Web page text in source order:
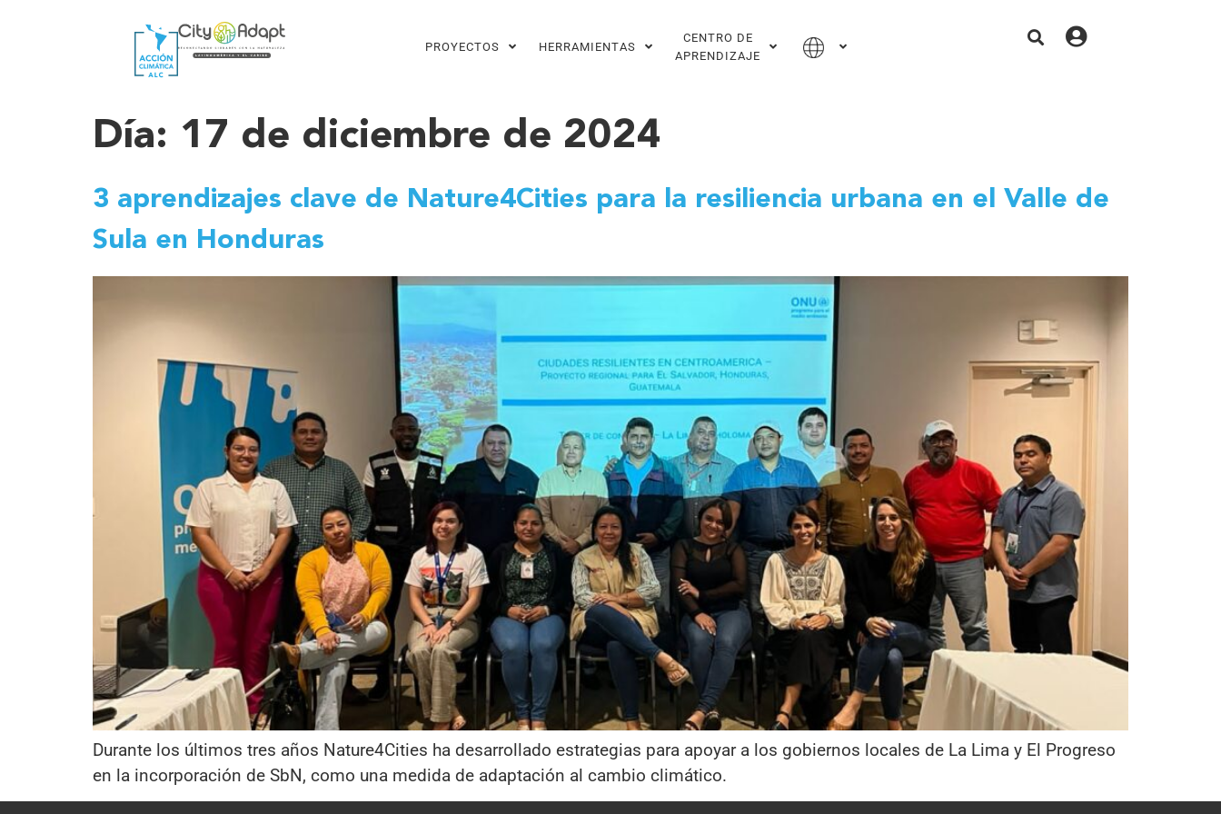
PROYECTOS HERRAMIENTAS
CENTRO DE
APRENDIZAJE
Día: 17 de diciembre de 2024
3 aprendizajes clave de Nature4Cities para la resiliencia urbana en el Valle de
Sula en Honduras
Durante los últimos tres años Nature4Cities ha desarrollado estrategias para apoyar a los gobiernos locales de La Lima y El Progreso
en la incorporación de SbN, como una medida de adaptación al cambio climático.